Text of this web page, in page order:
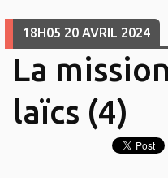
18H05 20 AVRIL 2024
La
laïcs (4)